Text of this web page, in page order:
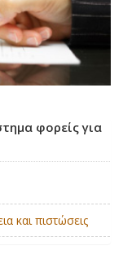
φορείς για
και πιστώσεις